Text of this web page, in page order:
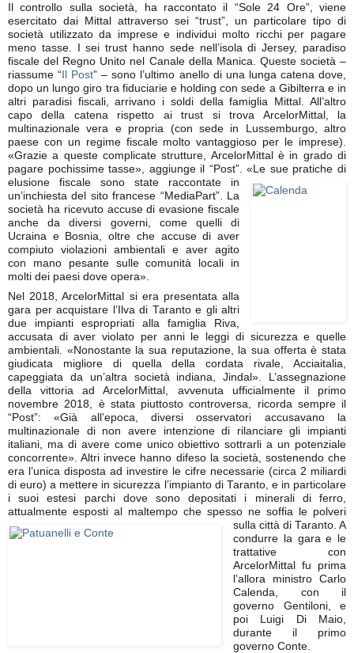
Il controllo sulla società, ha raccontato il “Sole 24 Ore”, viene
esercitato dai Mittal attraverso sei “trust”, un particolare tipo di
società utilizzato da imprese e individui molto ricchi per pagare
meno tasse. I sei trust hanno sede nell’isola di Jersey, paradiso
fiscale del Regno Unito nel Canale della Manica. Queste società –
riassume “ Il Post” – sono l’ultimo anello di una lunga catena dove,
dopo un lungo giro tra fiduciarie e holding con sede a Gibilterra e in
altri paradisi fiscali, arrivano i soldi della famiglia Mittal. All’altro
capo della catena rispetto ai trust si trova ArcelorMittal, la
multinazionale vera e propria (con sede in Lussemburgo, altro
paese con un regime fiscale molto vantaggioso per le imprese).
«Grazie a queste complicate strutture, ArcelorMittal è in grado di
pagare pochissime tasse», aggiunge il “Post”. «Le sue pratiche di
elusione fiscale sono state raccontate in
un’inchiesta del sito francese “MediaPart”. La
società ha ricevuto accuse di evasione fiscale
anche da diversi governi, come quelli di
Ucraina e Bosnia, oltre che accuse di aver
compiuto violazioni ambientali e aver agito
con mano pesante sulle comunità locali in
molti dei paesi dove opera».
Nel 2018, ArcelorMittal si era presentata alla
gara per acquistare l’Ilva di Taranto e gli altri
due impianti espropriati alla famiglia Riva,
accusata di aver violato per anni le leggi di sicurezza e quelle
ambientali. «Nonostante la sua reputazione, la sua offerta è stata
giudicata migliore di quella della cordata rivale, Acciaitalia,
capeggiata da un’altra società indiana, Jindal». L’assegnazione
della vittoria ad ArcelorMittal, avvenuta ufficialmente il primo
novembre 2018, è stata piuttosto controversa, ricorda sempre il
“Post”: «Già all’epoca, diversi osservatori accusavano la
multinazionale di non avere intenzione di rilanciare gli impianti
italiani, ma di avere come unico obiettivo sottrarli a un potenziale
concorrente». Altri invece hanno difeso la società, sostenendo che
era l’unica disposta ad investire le cifre necessarie (circa 2 miliardi
di euro) a mettere in sicurezza l’impianto di Taranto, e in particolare
i suoi estesi parchi dove sono depositati i minerali di ferro,
attualmente esposti al maltempo che spesso ne soffia le polveri
sulla città di Taranto. A
condurre la gara e le
trattative con
ArcelorMittal fu prima
l’allora ministro Carlo
Calenda, con il
governo Gentiloni, e
poi Luigi Di Maio,
durante il primo
governo Conte.